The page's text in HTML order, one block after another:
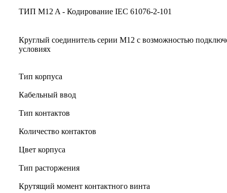
ТИП M12 A - Кодирование IEC 61076-2-101
Круглый соединитель серии M12 с возможностью
условиях
Тип корпуса
Кабельный ввод
Тип контактов
Количество контактов
Цвет корпуса
Тип расторжения
Крутящий момент контактного винта